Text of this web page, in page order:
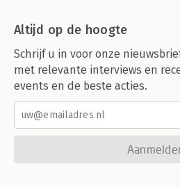
Altijd op de hoogte
Schrijf u in voor onze
met relevante interviews en
events en de beste acties.